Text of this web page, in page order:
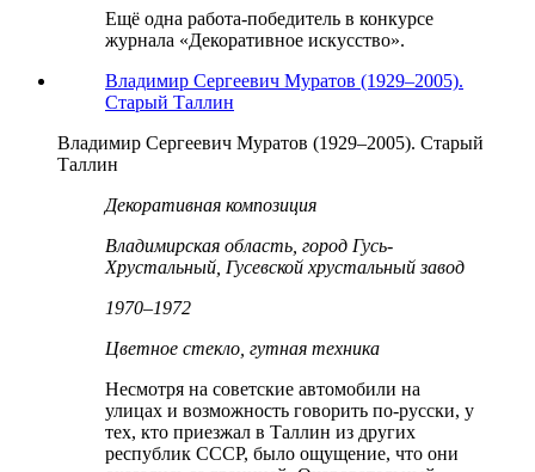
Ещё одна работа-победитель в конкурсе
журнала «Декоративное искусство».
Владимир Сергеевич Муратов (1929–2005).
Старый Таллин
Владимир Сергеевич Муратов (1929–2005). Старый
Таллин
Декоративная композиция
Владимирская область, город Гусь-
Хрустальный, Гусевской хрустальный завод
1970–1972
Цветное стекло, гутная техника
Несмотря на советские автомобили на
улицах и возможность говорить по-русски, у
тех, кто приезжал в Таллин из других
республик СССР, было ощущение, что они